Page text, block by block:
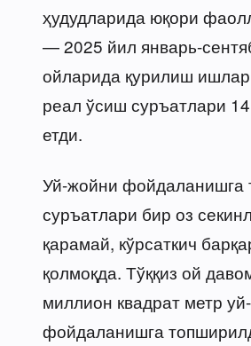
ҳудудларида юқори
— 2025 йил январь-
ойларида қурилиш
реал ўсиш суръатлари
етди.
Уй-жойни фойдаланишга
суръатлари бир оз
қарамай, кўрсаткич
қолмоқда. Тўққиз ой
миллион квадрат метр
фойдаланишга